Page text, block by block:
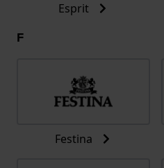
Esprit
F
Festina